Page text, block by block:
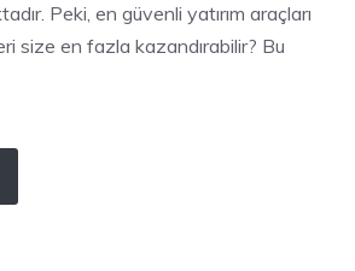
Peki, en güvenli yatırım araçları
size en fazla kazandırabilir? Bu